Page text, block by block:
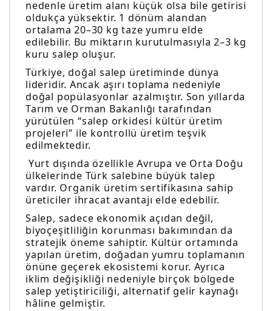
nedenle üretim alanı küçük olsa bile getirisi
oldukça yüksektir. 1 dönüm alandan
ortalama 20–30 kg taze yumru elde
edilebilir. Bu miktarın kurutulmasıyla 2–3 kg
kuru salep oluşur.
Türkiye, doğal salep üretiminde dünya
lideridir. Ancak aşırı toplama nedeniyle
doğal popülasyonlar azalmıştır. Son yıllarda
Tarım ve Orman Bakanlığı tarafından
yürütülen “salep orkidesi kültür üretim
projeleri” ile kontrollü üretim teşvik
edilmektedir.
Yurt dışında özellikle Avrupa ve Orta Doğu
ülkelerinde Türk salebine büyük talep
vardır. Organik üretim sertifikasına sahip
üreticiler ihracat avantajı elde edebilir.
Salep, sadece ekonomik açıdan değil,
biyoçeşitliliğin korunması bakımından da
stratejik öneme sahiptir. Kültür ortamında
yapılan üretim, doğadan yumru toplamanın
önüne geçerek ekosistemi korur. Ayrıca
iklim değişikliği nedeniyle birçok bölgede
salep yetiştiriciliği, alternatif gelir kaynağı
hâline gelmiştir.